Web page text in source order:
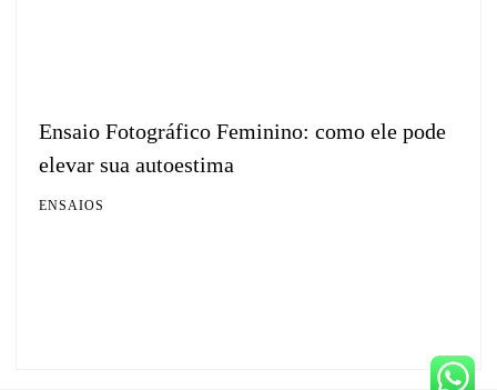
Ensaio Fotográfico Feminino: como ele pode
elevar sua autoestima
ENSAIOS